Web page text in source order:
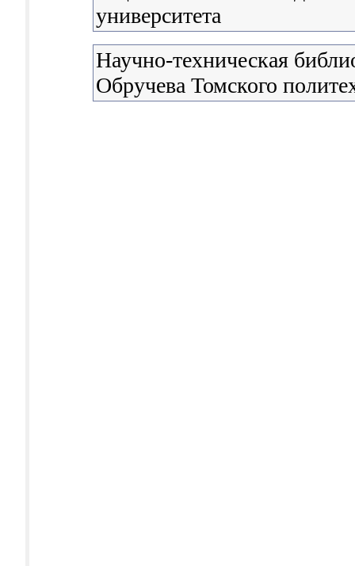
университета
Научно-техническая
Обручева Томского